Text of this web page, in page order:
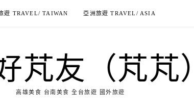
遊 TRAVEL/ TAIWAN 亞洲旅遊 TRAVEL/ ASIA
芃友（芃芃）
高雄美食 台南美食 全台旅遊 國外旅遊